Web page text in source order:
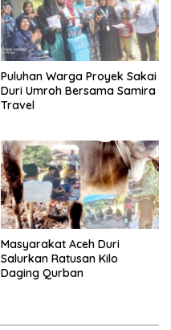
Puluhan Warga Proyek Sakai
Duri Umroh Bersama Samira
Travel
Masyarakat Aceh Duri
Salurkan Ratusan Kilo
Daging Qurban